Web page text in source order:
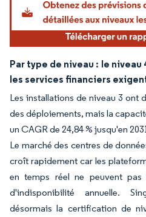
Par type de niveau : le niveau
les services financiers
Les installations de niveau 3 ont
des déploiements, mais la
un CAGR de 24,84 % jusqu'en
Le marché des centres de
croît rapidement car les
en temps réel ne peuvent
d'indisponibilité annuelle.
désormais la certification de